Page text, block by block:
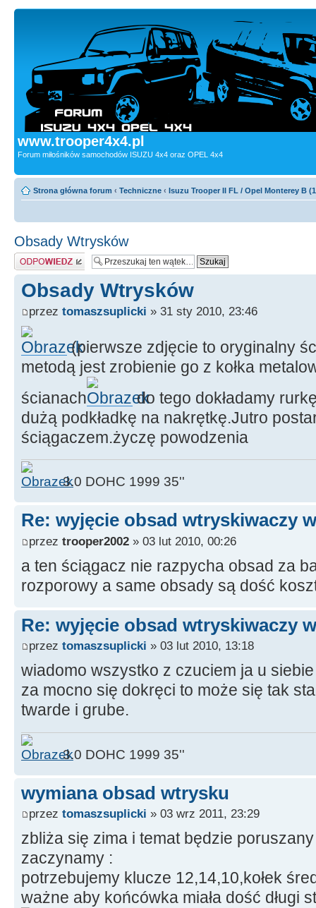
www.trooper4x4.pl
Forum miłośników samochodów ISUZU 4x4 oraz OPEL 4x4
Strona główna forum ‹ Techniczne ‹ Isuzu Trooper II FL / Opel Monterey B
Obsady Wtrysków
Odpowiedz
Obsady Wtrysków
przez tomaszsuplicki » 31 sty 2010, 23:46
(pierwsze zdjęcie to oryginalny
metodą jest zrobienie go z kołka
ścianach
do tego dokładamy
dużą podkładkę na nakrętkę.Jutro
ściągaczem.życzę powodzenia
3.0 DOHC 1999 35''
Re: wyjęcie obsad wtryskiwaczy
przez trooper2002 » 03 lut 2010, 00:26
a ten ściągacz nie razpycha obsad za
rozporowy a same obsady są dość
Re: wyjęcie obsad wtryskiwaczy
przez tomaszsuplicki » 03 lut 2010, 13:18
wiadomo wszystko z czuciem ja u
za mocno się dokręci to może się tak
twarde i grube.
3.0 DOHC 1999 35''
wymiana obsad wtrysku
przez tomaszsuplicki » 03 wrz 2011, 23:29
zbliża się zima i temat będzie
zaczynamy :
potrzebujemy klucze 12,14,10,kołek
ważne aby końcówka miała dość długi